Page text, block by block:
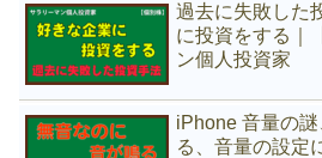
過去に失敗した
に投資をする｜
ン個人投資家
iPhone 音量の
る、音量の設定